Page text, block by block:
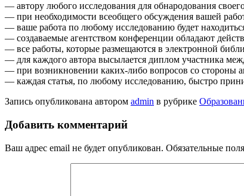
— автору любого исследования для обнародования
— при необходимости всеобщего обсуждения вашей
— ваше работа по любому исследованию будет
— создаваемые агентством конференции обладают
— все работы, которые размещаются в электронной
— для каждого автора высылается диплом участника
— при возникновении каких-либо вопросов со стороны
— каждая статья, по любому исследованию, быстро
Запись опубликована автором admin в рубрике
Добавить комментарий
Ваш адрес email не будет опубликован. Обязательные